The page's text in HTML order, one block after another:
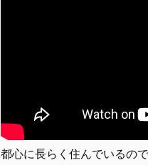
都心に長らく住んでいるの